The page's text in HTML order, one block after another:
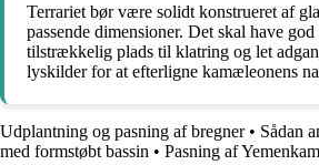
Terrariet bør være solidt konstrueret af
passende dimensioner. Det skal have
tilstrækkelig plads til klatring og let
lyskilder for at efterligne kamæleonens
Udplantning og pasning af bregner• Sådan
med formstøbt bassin • Pasning af